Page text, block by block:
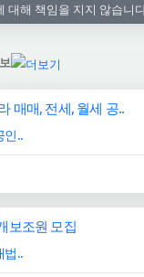
대해 책임을 지지 않습니
매매, 전세, 월세 공..
인..
보조원 모집
법..